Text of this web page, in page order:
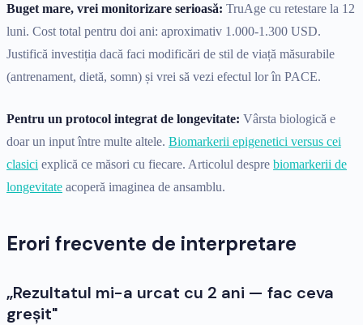
Buget mare, vrei monitorizare serioasă: TruAge cu retestare la 12
luni. Cost total pentru doi ani: aproximativ 1.000-1.300 USD.
Justifică investiția dacă faci modificări de stil de viață măsurabile
(antrenament, dietă, somn) și vrei să vezi efectul lor în PACE.
Pentru un protocol integrat de longevitate: Vârsta biologică e
doar un input între multe altele. Biomarkerii epigenetici versus cei
clasici explică ce măsori cu fiecare. Articolul despre biomarkerii de
longevitate acoperă imaginea de ansamblu.
Erori frecvente de interpretare
„Rezultatul mi-a urcat cu 2 ani — fac ceva
greșit"